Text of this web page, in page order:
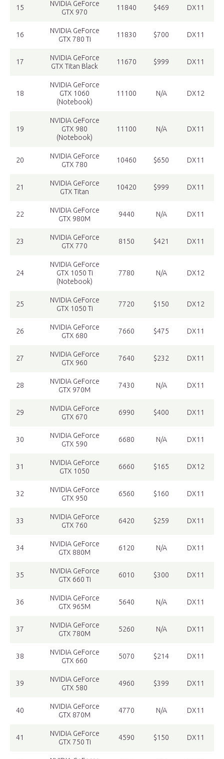
15
NVIDIA GeForce
GTX 970
11840 $469 DX11
16
NVIDIA GeForce
GTX 780 Ti
11830 $700 DX11
17
NVIDIA GeForce
GTX Titan Black
11670 $999 DX11
18
NVIDIA GeForce
GTX 1060
(Notebook)
11100 N/A DX12
19
NVIDIA GeForce
GTX 980
(Notebook)
11100 N/A DX11
20
NVIDIA GeForce
GTX 780
10460 $650 DX11
21
NVIDIA GeForce
GTX Titan
10420 $999 DX11
22
NVIDIA GeForce
GTX 980M
9440 N/A DX11
23
NVIDIA GeForce
GTX 770
8150 $421 DX11
24
NVIDIA GeForce
GTX 1050 Ti
(Notebook)
7780 N/A DX12
25
NVIDIA GeForce
GTX 1050 Ti
7720 $150 DX12
26
NVIDIA GeForce
GTX 680
7660 $475 DX11
27
NVIDIA GeForce
GTX 960
7640 $232 DX11
28
NVIDIA GeForce
GTX 970M
7430 N/A DX11
29
NVIDIA GeForce
GTX 670
6990 $400 DX11
30
NVIDIA GeForce
GTX 590
6680 N/A DX11
31
NVIDIA GeForce
GTX 1050
6660 $165 DX12
32
NVIDIA GeForce
GTX 950
6560 $160 DX11
33
NVIDIA GeForce
GTX 760
6420 $259 DX11
34
NVIDIA GeForce
GTX 880M
6120 N/A DX11
35
NVIDIA GeForce
GTX 660 Ti
6010 $300 DX11
36
NVIDIA GeForce
GTX 965M
5640 N/A DX11
37
NVIDIA GeForce
GTX 780M
5260 N/A DX11
38
NVIDIA GeForce
GTX 660
5070 $214 DX11
39
NVIDIA GeForce
GTX 580
4960 $399 DX11
40
NVIDIA GeForce
GTX 870M
4770 N/A DX11
41
NVIDIA GeForce
GTX 750 Ti
4590 $150 DX11